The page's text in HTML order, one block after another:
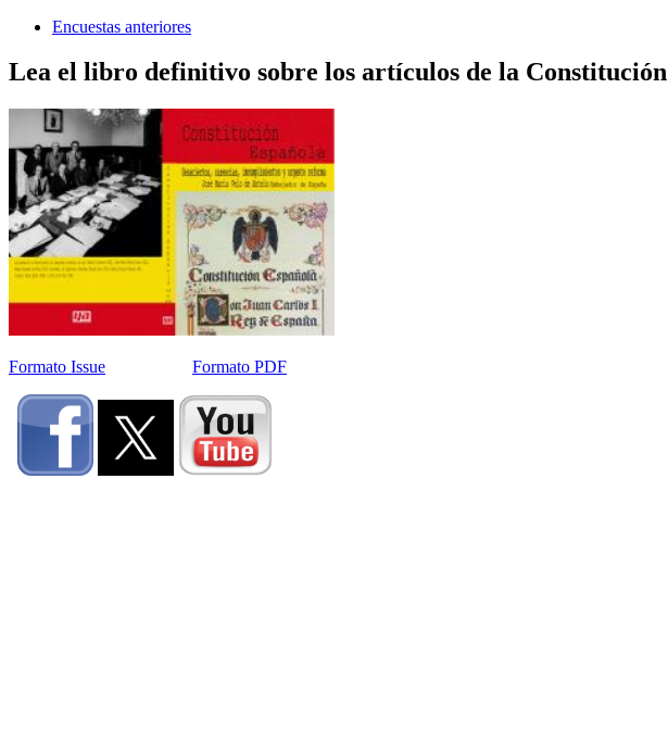
Encuestas anteriores
Lea el libro definitivo sobre los artículos de la Constitución
Formato Issue Formato PDF